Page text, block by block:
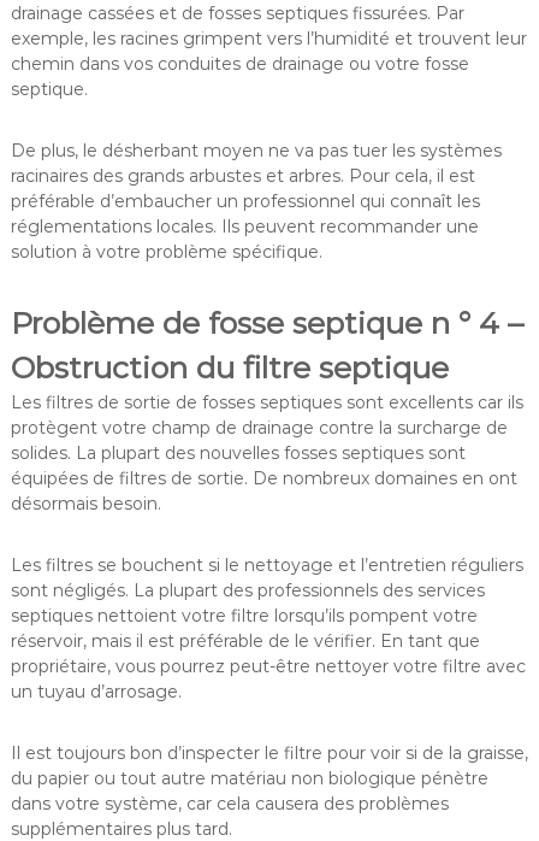
drainage cassées et de fosses septiques fissurées. Par
exemple, les racines grimpent vers l’humidité et trouvent leur
chemin dans vos conduites de drainage ou votre fosse
septique.
De plus, le désherbant moyen ne va pas tuer les systèmes
racinaires des grands arbustes et arbres. Pour cela, il est
préférable d’embaucher un professionnel qui connaît les
réglementations locales. Ils peuvent recommander une
solution à votre problème spécifique.
Problème de fosse septique n ° 4 –
Obstruction du filtre septique
Les filtres de sortie de fosses septiques sont excellents car ils
protègent votre champ de drainage contre la surcharge de
solides. La plupart des nouvelles fosses septiques sont
équipées de filtres de sortie. De nombreux domaines en ont
désormais besoin.
Les filtres se bouchent si le nettoyage et l’entretien réguliers
sont négligés. La plupart des professionnels des services
septiques nettoient votre filtre lorsqu’ils pompent votre
réservoir, mais il est préférable de le vérifier. En tant que
propriétaire, vous pourrez peut-être nettoyer votre filtre avec
un tuyau d’arrosage.
Il est toujours bon d’inspecter le filtre pour voir si de la graisse,
du papier ou tout autre matériau non biologique pénètre
dans votre système, car cela causera des problèmes
supplémentaires plus tard.